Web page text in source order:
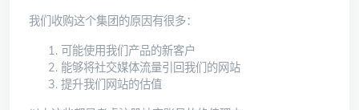
我们收购这个集团的原因有很多：
可能使用我们产品的新客户
能够将社交媒体流量引回我们的网站
提升我们 网站的估值